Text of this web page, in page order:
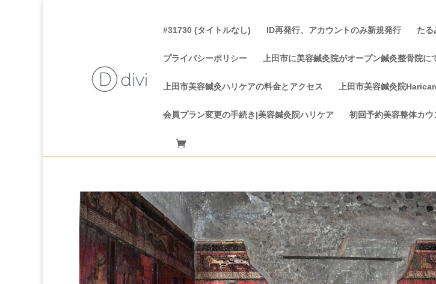
#31730 (タイトルなし) ID再発行、アカウントのみ新規発行 た
プライバシーポリシー 上田市に美容鍼灸院がオープン鍼灸整骨院
上田市美容鍼灸ハリケアの料金とアクセス 上田市美容鍼灸院
会員プラン変更の手続き|美容鍼灸院ハリケア 初回予約美容整体カウ